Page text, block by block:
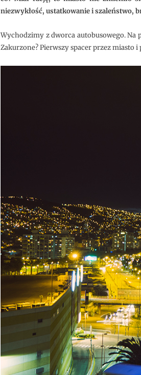
niezwykłość, ustatkowanie i szaleństwo,
Wychodzimy z dworca autobusowego. Na
Zakurzone? Pierwszy spacer przez miasto i